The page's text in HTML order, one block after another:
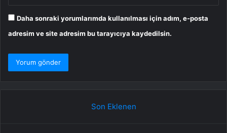
Daha sonraki yorumlarımda kullanılması için adım, e-posta
adresim ve site adresim bu tarayıcıya kaydedilsin.
Son Eklenen